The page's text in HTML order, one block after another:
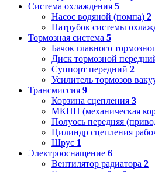
Система охлаждения 5
Насос водяной (помпа) 2
Патрубок системы
Тормозная система 5
Бачок главного
Диск тормозной
Суппорт передний 2
Усилитель тормозов
Трансмиссия 9
Корзина сцепления 3
МКПП (механическая
Полуось передняя
Цилиндр сцепления
Шрус 1
Электрооснащение 6
Вентилятор радиатора 2